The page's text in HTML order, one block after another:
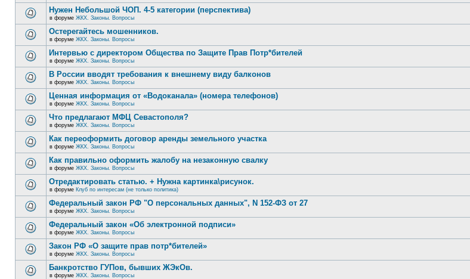
Нужен Небольшой ЧОП. 4-5 категории (перспектива)
в форуме ЖКХ. Законы. Вопросы
Остерегайтесь мошенников.
в форуме ЖКХ. Законы. Вопросы
Интервью с директором Общества по Защите Прав Потр*бителей
в форуме ЖКХ. Законы. Вопросы
В России вводят требования к внешнему виду балконов
в форуме ЖКХ. Законы. Вопросы
Ценная информация от «Водоканала» (номера телефонов)
в форуме ЖКХ. Законы. Вопросы
Что предлагают МФЦ Севастополя?
в форуме ЖКХ. Законы. Вопросы
Как переоформить договор аренды земельного участка
в форуме ЖКХ. Законы. Вопросы
Как правильно оформить жалобу на незаконную свалку
в форуме ЖКХ. Законы. Вопросы
Отредактировать статью. + Нужна картинка\рисунок.
в форуме Клуб по интересам (не только политика)
Федеральный закон РФ "О персональных данных", N 152-ФЗ от 27
в форуме ЖКХ. Законы. Вопросы
Федеральный закон «Об электронной подписи»
в форуме ЖКХ. Законы. Вопросы
Закон РФ «О защите прав потр*бителей»
в форуме ЖКХ. Законы. Вопросы
Банкротство ГУПов, бывших ЖЭкОв.
в форуме ЖКХ. Законы. Вопросы